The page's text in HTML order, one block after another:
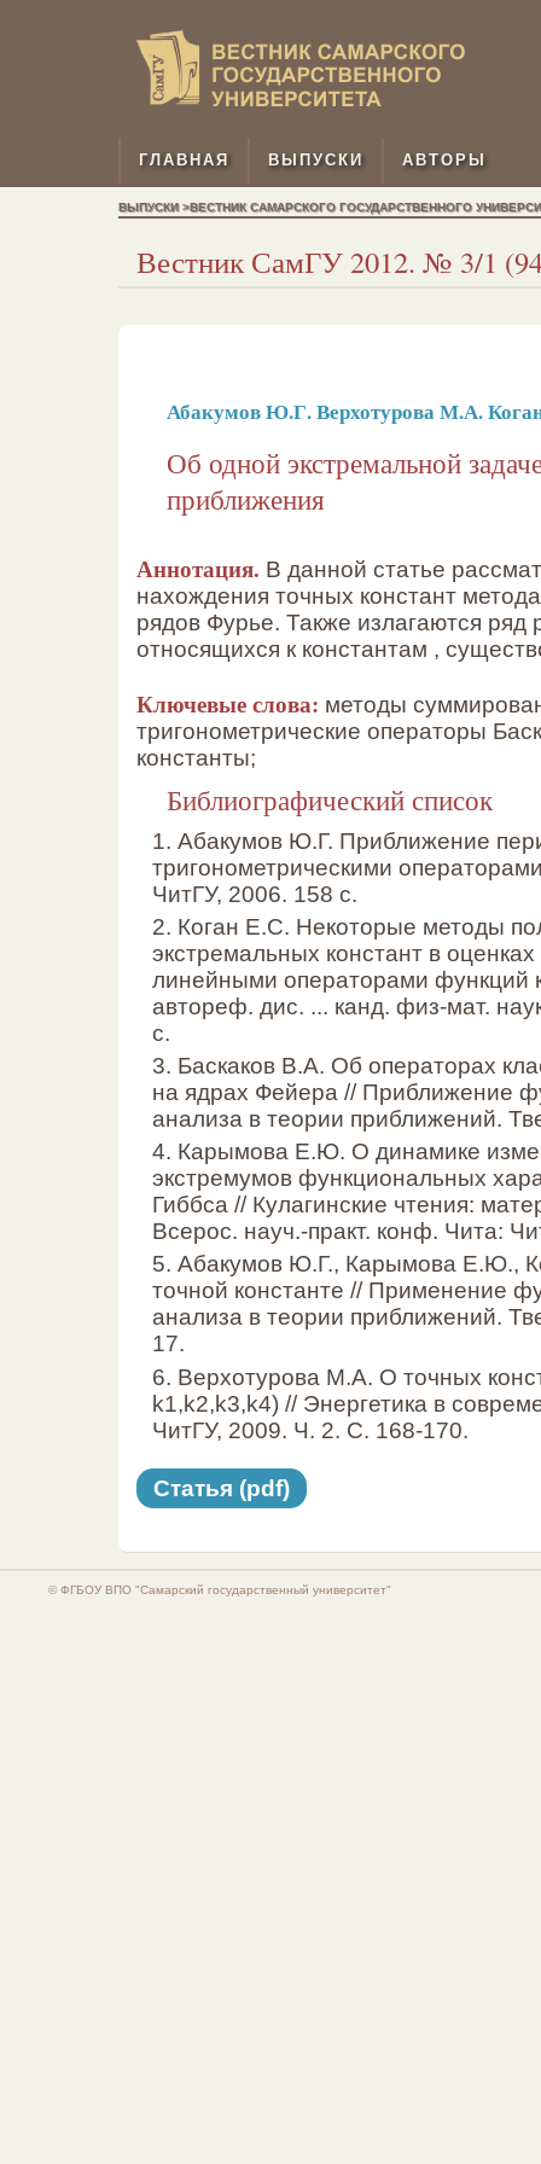
ГЛАВНАЯ ВЫПУСКИ АВТОРЫ
ВЫПУСКИ >ВЕСТНИК САМАРСКОГО ГОСУДАРСТВЕННОГО
Вестник СамГУ 2012. № 3/1
Абакумов Ю.Г.Верхотурова М.А.
Об одной экстремальной
приближения
Аннотация. В данной статье
нахождения точных констант
рядов Фурье. Также излагаются ряд
относящихся к константам ,
Ключевые слова: методы
тригонометрические операторы
константы;
Библиографический список
1. Абакумов Ю.Г. Приближение
тригонометрическими
ЧитГУ, 2006. 158 с.
2. Коган Е.С. Некоторые методы
экстремальных констант в
линейными операторами функций
автореф. дис. ... канд. физ-мат.
c.
3. Баскаков В.А. Об операторах
на ядрах Фейера // Приближение
анализа в теории приближений.
4. Карымова Е.Ю. О динамике
экстремумов функциональных
Гиббса // Кулагинские чтения:
Всерос. науч.-практ. конф. Чита:
5. Абакумов Ю.Г., Карымова Е.Ю.,
точной константе // Применение
анализа в теории приближений.
17.
6. Верхотурова М.А. О точных
k1,k2,k3,k4) // Энергетика в
ЧитГУ, 2009. Ч. 2. С. 168-170.
Статья (pdf)
© ФГБОУ ВПО "Самарский государственный университет"